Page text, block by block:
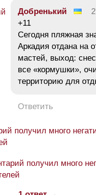
Добренький
+11
Сегодня пляжная
Аркадия отдана на
мастей, выход:
все «кормушки»,
территорию для
Ответить
получил много
получил много